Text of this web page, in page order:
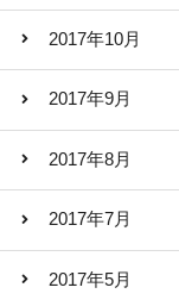
2017年10月
2017年9月
2017年8月
2017年7月
2017年5月